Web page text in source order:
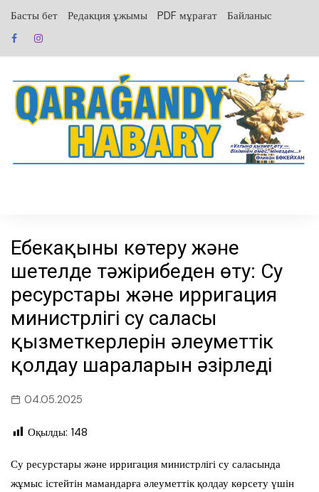
содержанию
Басты бет Редакция ұжымы PDF мұрағат Байланыс
Еңбекақыны көтеру және
шетелде тәжірибеден өту: Су
ресурстары және ирригация
министрлігі су саласы
қызметкерлерін әлеуметтік
қолдау шараларын әзірледі
04.05.2025
Оқылды: 148
Су ресурстары және ирригация министрлігі су саласында
жұмыс істейтін мамандарға әлеуметтік қолдау көрсету үшін